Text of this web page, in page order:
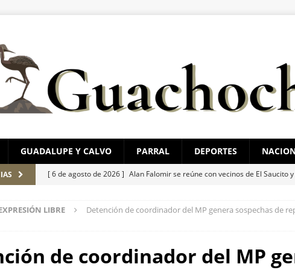
GUADALUPE Y CALVO PARRAL DEPORTES
[ 6 de agosto de 2026 ] Alan Falomir se reúne con vecinos de El Saucito
[ 6 de agosto de 2026 ] Destaca César Jáuregui la importancia de
[ 6 de agosto de 2026 ] Refuerza Célula BOI acciones de seguridad en la
LIBRE
Detención de coordinador del MP genera sospechas de
de coordinador del MP